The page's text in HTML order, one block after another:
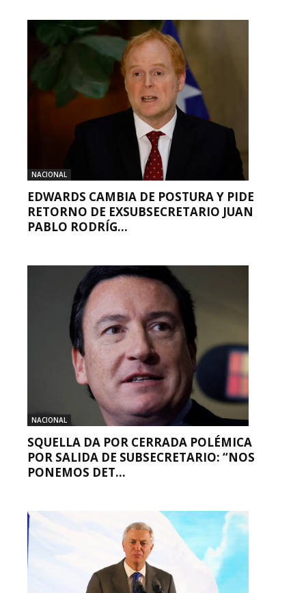
NACIONAL
EDWARDS CAMBIA DE POSTURA Y PIDE
RETORNO DE EXSUBSECRETARIO JUAN
PABLO RODRÍG...
NACIONAL
SQUELLA DA POR CERRADA POLÉMICA
POR SALIDA DE SUBSECRETARIO: “NOS
PONEMOS DET...